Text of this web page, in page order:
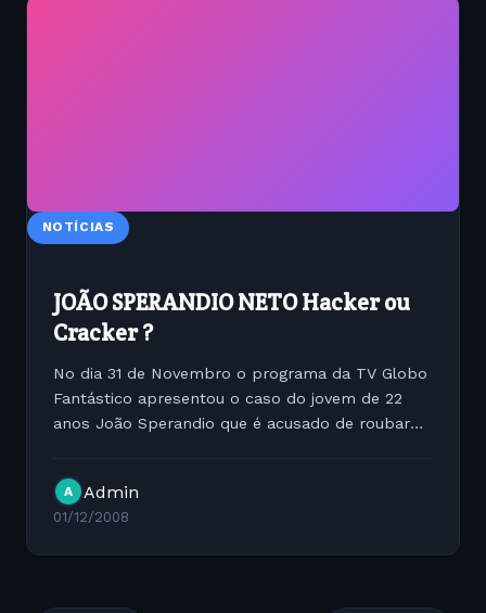
NOTÍCIAS
JOÃO SPERANDIO NETO Hacker ou
Cracker ?
No dia 31 de Novembro o programa da TV Globo
Fantástico apresentou o caso do jovem de 22
anos João Sperandio que é acusado de roubar
é uma palavra utilizada...
A Admin
01/12/2008